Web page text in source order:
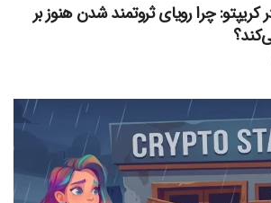
در کریپتو: چرا رویای ثروتمند شدن هنوز بر